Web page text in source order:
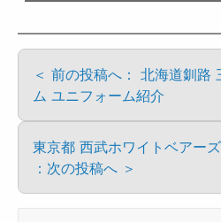
＜ 前の投稿へ： 北海道釧路
ム ユニフォーム紹介
東京都 西武ホワイトベアー
：次の投稿へ ＞